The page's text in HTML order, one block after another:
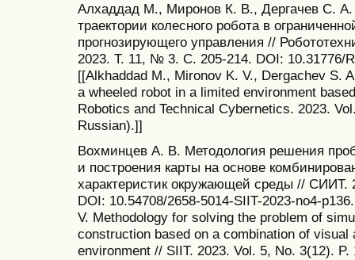
Алхаддад М., Миронов К. В., Дергачев С. А.
траектории колесного робота в
прогнозирующего управления //
2023. Т. 11, № 3. С. 205-214. DOI: 10.31776/
[[Alkhaddad M., Mironov K. V., Dergachev S.
a wheeled robot in a limited environment
Robotics and Technical Cybernetics. 2023.
Russian).]]
Вохминцев А. В. Методология решения
и построения карты на основе
характеристик окружающей среды //
DOI: 10.54708/2658-5014-SIIT-2023-no4-
V. Methodology for solving the problem of
construction based on a combination of
environment // SIIT. 2023. Vol. 5, No. 3(12).